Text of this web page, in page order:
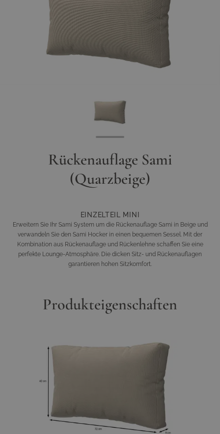
Rückenauflage Sami
(Quarzbeige)
EINZELTEIL MINI
Erweitern Sie Ihr Sami System um die Rückenauflage Sami in Beige und
verwandeln Sie den Sami Hocker in einen bequemen Sessel. Mit der
Kombination aus Rückenauflage und Rückenlehne schaffen Sie eine
perfekte Lounge-Atmosphäre. Die dicken Sitz- und Rückenauflagen
garantieren hohen Sitzkomfort.
Produkteigenschaften